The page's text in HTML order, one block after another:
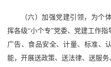
（六）加强党建引领，为个
挥各级“小个专”党委、党建工作指
广告、食品安全、计量、标准、
能，开展送政策、送法律、送服